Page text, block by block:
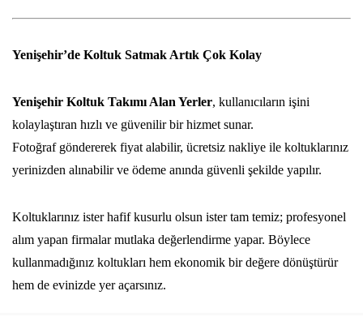
Yenişehir’de Koltuk Satmak Artık Çok Kolay
Yenişehir Koltuk Takımı Alan Yerler, kullanıcıların işini
kolaylaştıran hızlı ve güvenilir bir hizmet sunar.
Fotoğraf göndererek fiyat alabilir, ücretsiz nakliye ile koltuklarınız
yerinizden alınabilir ve ödeme anında güvenli şekilde yapılır.
Koltuklarınız ister hafif kusurlu olsun ister tam temiz; profesyonel
alım yapan firmalar mutlaka değerlendirme yapar. Böylece
kullanmadığınız koltukları hem ekonomik bir değere dönüştürür
hem de evinizde yer açarsınız.